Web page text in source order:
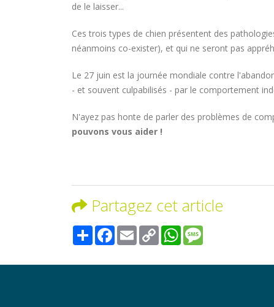
de le laisser...
Ces trois types de chien présentent des
néanmoins co-exister), et qui ne seront pas
Le 27 juin est la journée mondiale contre
- et souvent culpabilisés - par le comportement
N'ayez pas honte de parler des problèmes de
pouvons vous aider !
Partagez cet article
Share Facebook
Email Copy
Link
WhatsApp